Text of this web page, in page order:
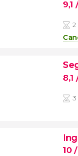
9,1
2
8,1
3
10 /